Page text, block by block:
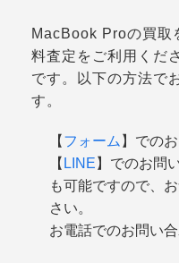
MacBook Proの買取
料査定をご利用くだ
です。以下の方法で
す。
【 フォーム 】での
【 LINE 】でのお問
も可能ですので、
さい。
お電話でのお問い合